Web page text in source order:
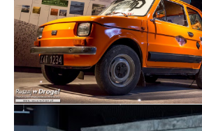
Fiat 126p w Muzeum Śląskim w